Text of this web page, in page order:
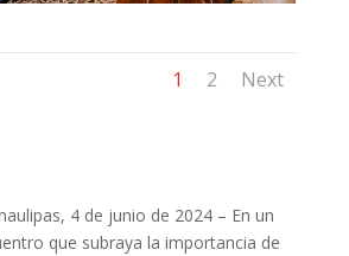
1 2 Next
4 de junio de 2024 – En un
que subraya la importancia de